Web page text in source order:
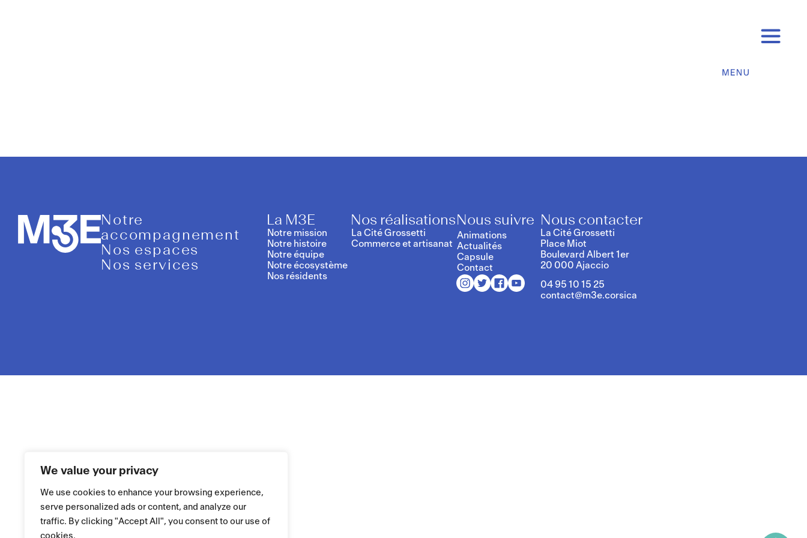
We value your privacy
We use cookies to enhance your browsing experience,
serve personalized ads or content, and analyze our
traffic. By clicking "Accept All", you consent to our use of
Notre
accompagnement
Nos espaces
Nos services
La M3E
Notre mission
Notre histoire
Notre équipe
Notre écosystème
Nos résidents
Nos réalisations
La Cité Grossetti
Commerce et artisanat
Nous suivre
Animations
Actualités
Capsule
Contact
Nous contacter
La Cité Grossetti
Place Miot
Boulevard Albert 1er
20 000 Ajaccio
04 95 10 15 25
contact@m3e.corsica